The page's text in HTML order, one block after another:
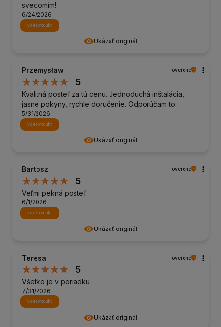
Ukázať originál
svedomím!
6/24/2026
vidieť produkt
Ukázať originál
Przemysław overené
5
Kvalitná posteľ za tú cenu. Jednoduchá inštalácia,
jasné pokyny, rýchle doručenie. Odporúčam to.
5/31/2026
vidieť produkt
Ukázať originál
Bartosz overené
5
Veľmi pekná posteľ
6/1/2026
vidieť produkt
Ukázať originál
Teresa overené
5
Všetko je v poriadku
7/31/2026
vidieť produkt